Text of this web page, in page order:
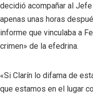
decidió acompañar al
apenas unas horas
informe que vinculaba a
crimen» de la efedrina.
«Si Clarín lo difama de
que estamos en el lugar